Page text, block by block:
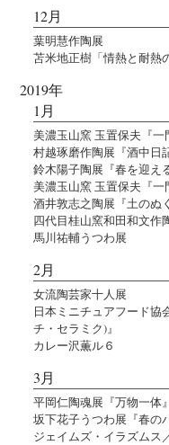
12月
葉明慧作陶展
苫米地正樹「情熱と耐熱
2019年
1月
美濃玉山窯 玉置保夫『一
村越琢磨作陶展『酒中日
鈴木陽子陶展『春を迎え
美濃玉山窯 玉置保夫『一
酒井敦志之陶展『土のぬ
四代目桂山窯和田和文作
馬川祐輔うつわ展
2月
女流陶芸家十人展
日本ミニチュアフード協
チ・セラミク)』
カレー沢薫ル６
3月
平岡仁陶魂展『万物一体』
坂下花子うつわ展『春の
ジェイムズ・イラズムス